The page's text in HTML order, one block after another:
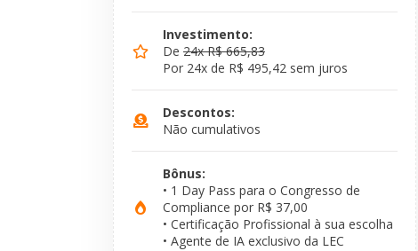
Investimento:
De 24x R$ 665,83
Por 24x de R$ 495,42 sem juros
Descontos:
Não cumulativos
Bônus:
• 1 Day Pass para o Congresso de
Compliance por R$ 37,00
• Certificação Profissional à sua escolha
• Agente de IA exclusivo da LEC